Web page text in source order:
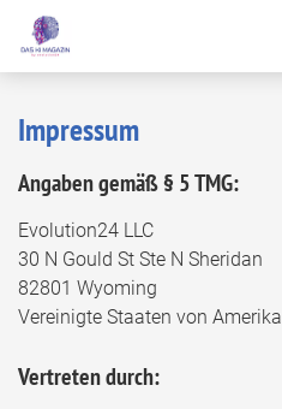
Impressum
Angaben gemäß § 5 TMG:
Evolution24 LLC
30 N Gould St Ste N Sheridan
82801 Wyoming
Vereinigte Staaten von Amerika
Vertreten durch: